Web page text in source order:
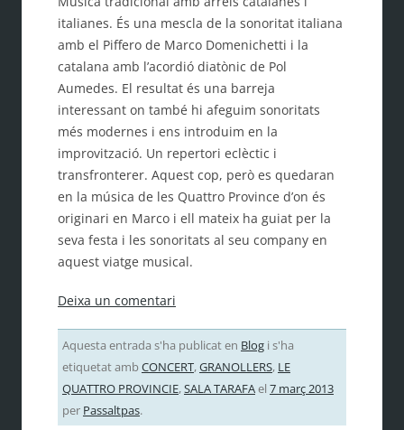
italianes. És una mescla de la sonoritat italiana
amb el Piffero de Marco Domenichetti i la
catalana amb l’acordió diatònic de Pol
Aumedes. El resultat és una barreja
interessant on també hi afeguim sonoritats
més modernes i ens introduim en la
improvització. Un repertori eclèctic i
transfronterer. Aquest cop, però es quedaran
en la música de les Quattro Province d’on és
originari en Marco i ell mateix ha guiat per la
seva festa i les sonoritats al seu company en
aquest viatge musical.
Deixa un comentari
Aquesta entrada s'ha publicat en Blogi s'ha
etiquetat ambCONCERT,GRANOLLERS, LE
QUATTRO PROVINCIE,SALA TARAFAel 7 març 2013
per Passaltpas.